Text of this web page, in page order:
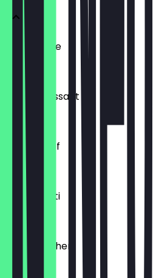
Ofenfrische
€ 0,54
Buttercroissant
€ 1,80
Laugenzopf
Dinkelkrusti
€ 1,10
Käsebrötchen
€ 1,60